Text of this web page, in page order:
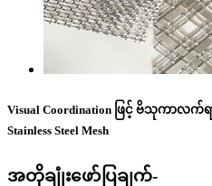
Visual Coordination ဖြင့် ဗိသုကာလက်
Stainless Steel Mesh
အတိုချုံးဖော်ပြချက်-